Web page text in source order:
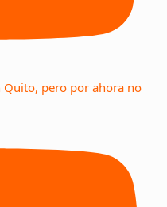
Quito, pero por ahora no